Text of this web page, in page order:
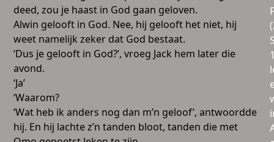
deed, zou je haast in God gaan geloven.
Alwin gelooft in God. Nee, hij gelooft het niet, hij
weet namelijk zeker dat God bestaat.
‘Dus je gelooft in God?’, vroeg Jack hem later die
avond.
‘Ja’
‘Waarom?
‘Wat heb ik anders nog dan m’n geloof’, antwoordde
hij. En hij lachte z’n tanden bloot, tanden die met